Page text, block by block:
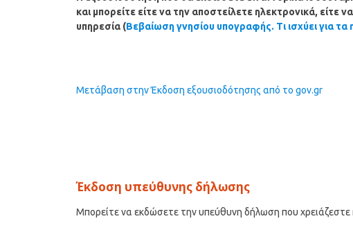
και μπορείτε είτε να την αποστείλετε ηλεκτρονικά,
υπηρεσία (Βεβαίωση γνησίου υπογραφής. Τι ισχύει για
Μετάβαση στην Έκδοση εξουσιοδότησης από το gov.gr
Έκδοση υπεύθυνης δήλωσης
Μπορείτε να εκδώσετε την υπεύθυνη δήλωση που χρειάζεστε